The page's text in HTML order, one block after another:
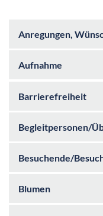
Anregungen,
Aufnahme
Barrierefreiheit
Begleitpersonen/
Besuchende/
Blumen